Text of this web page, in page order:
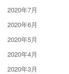
2020年7月
2020年6月
2020年5月
2020年4月
2020年3月